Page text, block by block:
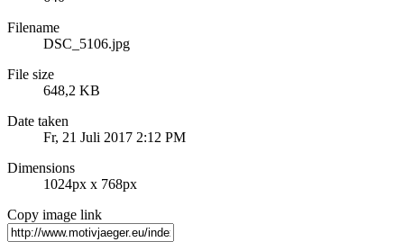
Filename
DSC_5106.jpg
File size
648,2 KB
Date taken
Fr, 21 Juli 2017 2:12 PM
Dimensions
1024px x 768px
Copy image link